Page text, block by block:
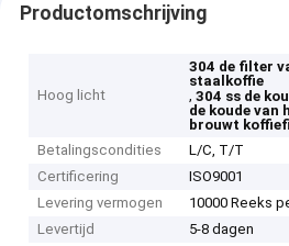
Productomschrijving
Hoog licht
304 de filter
staalkoffie
,304 ss de
de koude van
brouwt
Betalingscondities
L/C, T/T
Certificering
ISO9001
Levering vermogen
10000 Reeks
Levertijd
5-8 dagen